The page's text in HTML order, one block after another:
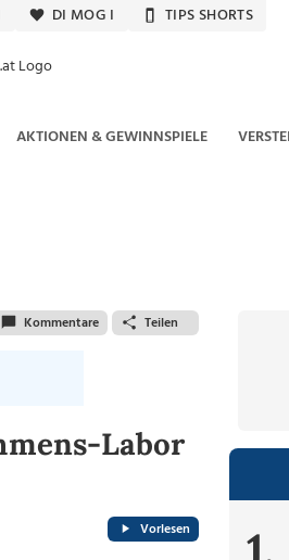
DI MOG I TIPS SHORTS
AKTIONEN & GEWINNSPIELE
Kommentare Teilen
Labor
Vorlesen